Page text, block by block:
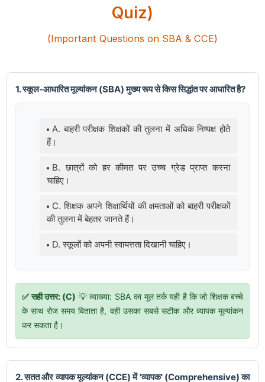
Quiz)
(Important Questions on SBA & CCE)
1. स्कूल-आधारित मूल्यांकन (SBA) मुख्य रूप से किस सिद्धांत पर आधारित है?
A. बाहरी परीक्षक शिक्षकों की तुलना में अधिक निष्पक्ष होते
हैं।
B. छात्रों को हर कीमत पर उच्च ग्रेड प्राप्त करना
चाहिए।
C. शिक्षक अपने शिक्षार्थियों की क्षमताओं को बाहरी परीक्षकों
की तुलना में बेहतर जानते हैं।
D. स्कूलों को अपनी स्वायत्तता दिखानी चाहिए।
✅ सही उत्तर: (C) 💡 व्याख्या: SBA का मूल तर्क यही है कि जो शिक्षक बच्चे
के साथ रोज समय बिताता है, वही उसका सबसे सटीक और व्यापक मूल्यांकन
कर सकता है।
2. सतत और व्यापक मूल्यांकन (CCE) में 'व्यापक' (Comprehensive) का